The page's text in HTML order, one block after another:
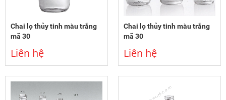
Chai lọ thủy tinh màu trắng
mã 30
Liên hệ
Chai lọ thủy tinh màu trắng
mã 30
Liên hệ